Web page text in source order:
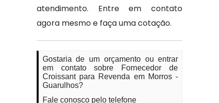
atendimento. Entre em contato
agora mesmo e faça uma cotação.
Gostaria de um orçamento ou entrar
em contato sobre Fornecedor de
Croissant para Revenda em Morros -
Guarulhos?
Fale conosco pelo telefone